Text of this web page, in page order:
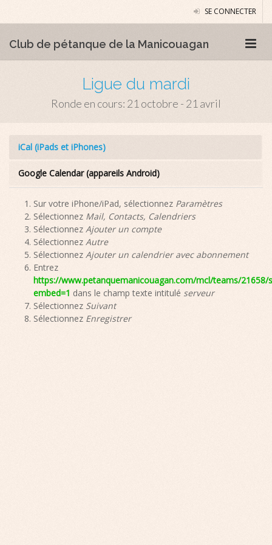
SE CONNECTER
Club de pétanque de la Manicouagan
Ligue du mardi
Ronde en cours: 21 octobre - 21 avril
iCal (iPads et iPhones)
Google Calendar (appareils Android)
Sur votre iPhone/iPad, sélectionnez Paramètres
Sélectionnez Mail, Contacts, Calendriers
Sélectionnez Ajouter un compte
Sélectionnez Autre
Sélectionnez Ajouter un calendrier avec abonnement
Entrez
https://www.petanquemanicouagan.com/mcl/teams/21658/
embed=1 dans le champ texte intitulé serveur
Sélectionnez Suivant
Sélectionnez Enregistrer